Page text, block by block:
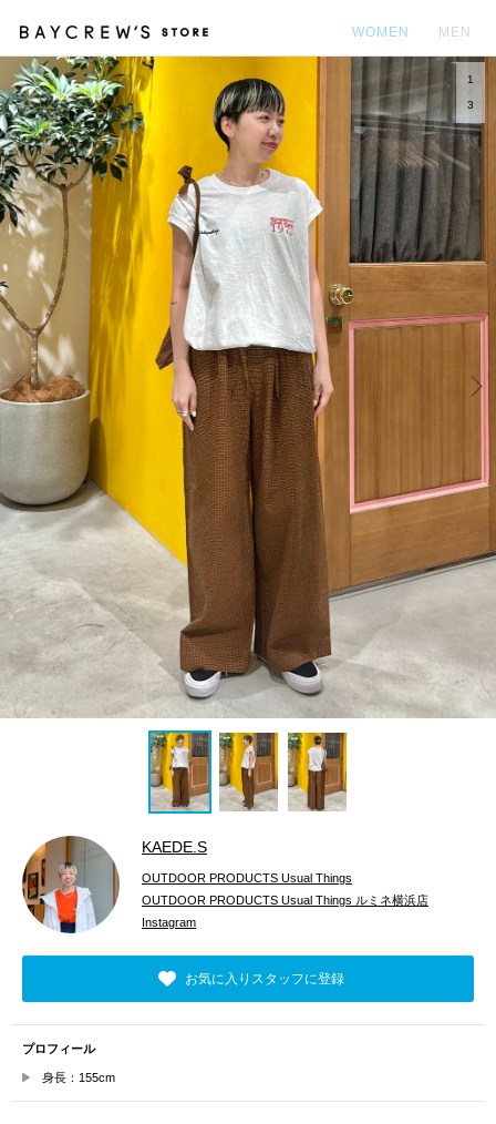
WOMEN MEN
Prev
1
3
KAEDE.S
OUTDOOR PRODUCTS Usual Things
OUTDOOR PRODUCTS Usual Things ルミネ横浜店
Instagram
お気に入りスタッフに登録
プロフィール
身長：155cm